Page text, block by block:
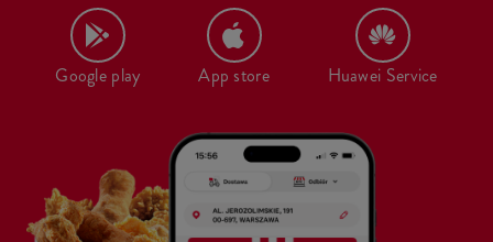
Google play App store Huawei Service